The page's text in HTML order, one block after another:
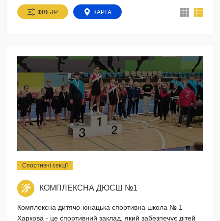
ФІЛЬТР КАРТА
Спортивні секції
КОМПЛЕКСНА ДЮСШ №1
Комплексна дитячо-юнацька спортивна школа № 1
Харкова - це спортивний заклад, який забезпечує дітей